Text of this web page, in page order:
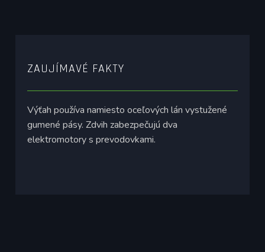
ZAUJÍMAVÉ FAKTY
Výťah používa namiesto oceľových lán vystužené
gumené pásy. Zdvih zabezpečujú dva
elektromotory s prevodovkami.